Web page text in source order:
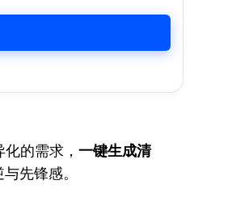
的需求， 一键生成清
先锋感。